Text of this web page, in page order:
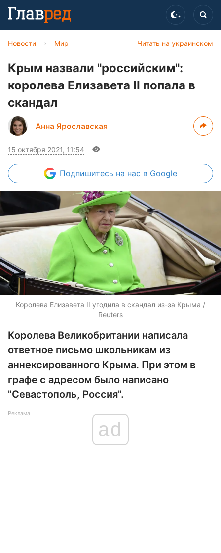
Читать на украинском
Новости › Мир
Крым назвали "российским":
королева Елизавета II попала в
скандал
Анна Ярославская
15 октября 2021, 11:54
Подпишитесь на нас в Google
Королева Елизавета II угодила в скандал из-за Крыма /
Reuters
Королева Великобритании написала
ответное письмо школьникам из
аннексированного Крыма. При этом в
графе с адресом было написано
"Севастополь, Россия".
Реклама
ad